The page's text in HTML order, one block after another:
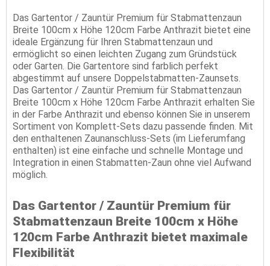
Das Gartentor / Zauntür Premium für Stabmattenzaun
Breite 100cm x Höhe 120cm Farbe Anthrazit bietet eine
ideale Ergänzung für Ihren Stabmattenzaun und
ermöglicht so einen leichten Zugang zum Gründstück
oder Garten. Die Gartentore sind farblich perfekt
abgestimmt auf unsere Doppelstabmatten-Zaunsets.
Das Gartentor / Zauntür Premium für Stabmattenzaun
Breite 100cm x Höhe 120cm Farbe Anthrazit erhalten Sie
in der Farbe Anthrazit und ebenso können Sie in unserem
Sortiment von Komplett-Sets dazu passende finden. Mit
den enthaltenen Zaunanschluss-Sets (im Lieferumfang
enthalten) ist eine einfache und schnelle Montage und
Integration in einen Stabmatten-Zaun ohne viel Aufwand
möglich.
Das Gartentor / Zauntür Premium für
Stabmattenzaun Breite 100cm x Höhe
120cm Farbe Anthrazit bietet maximale
Flexibilität